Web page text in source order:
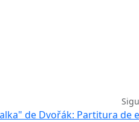
de Dvořák: Partitura de